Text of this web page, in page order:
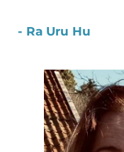
- Ra Uru Hu